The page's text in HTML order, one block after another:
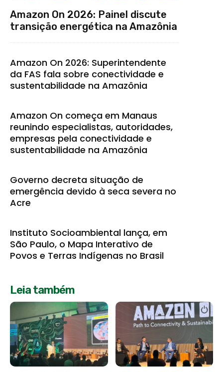
Amazon On 2026: Painel discute
transição energética na Amazônia
Amazon On 2026: Superintendente
da FAS fala sobre conectividade e
sustentabilidade na Amazônia
Amazon On começa em Manaus
reunindo especialistas, autoridades,
empresas pela conectividade e
sustentabilidade na Amazônia
Governo decreta situação de
emergência devido à seca severa no
Acre
Instituto Socioambiental lança, em
São Paulo, o Mapa Interativo de
Povos e Terras Indígenas no Brasil
Leia também